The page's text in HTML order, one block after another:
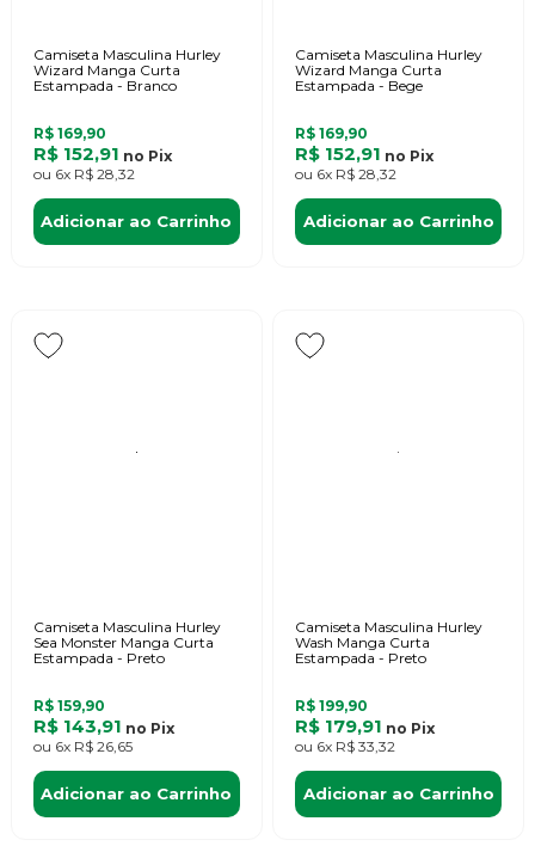
Camiseta Masculina Hurley
Wizard Manga Curta
Estampada - Branco
R$ 169,90
R$ 152,91 no Pix
ou 6x R$ 28,32
Adicionar ao Carrinho
Camiseta Masculina Hurley
Wizard Manga Curta
Estampada - Bege
R$ 169,90
R$ 152,91 no Pix
ou 6x R$ 28,32
Adicionar ao Carrinho
Camiseta Masculina Hurley
Sea Monster Manga Curta
Estampada - Preto
R$ 159,90
R$ 143,91 no Pix
ou 6x R$ 26,65
Adicionar ao Carrinho
Camiseta Masculina Hurley
Wash Manga Curta
Estampada - Preto
R$ 199,90
R$ 179,91 no Pix
ou 6x R$ 33,32
Adicionar ao Carrinho